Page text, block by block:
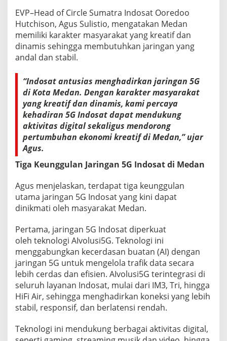
u
9
9
P
e
e
n
P
o
p
u
l
K
t
a
EVP–Head of Circle Sumatra Indosat Ooredoo
Hutchison, Agus Sulistio, mengatakan Medan
memiliki karakter masyarakat yang kreatif dan
dinamis sehingga membutuhkan jaringan yang
andal dan stabil.
“Indosat antusias menghadirkan jaringan 5G
di Kota Medan. Dengan karakter masyarakat
yang kreatif dan dinamis, kami percaya
kehadiran 5G Indosat dapat mendukung
aktivitas digital sekaligus mendorong
pertumbuhan ekonomi kreatif di Medan,” ujar
Agus.
Tiga Keunggulan Jaringan 5G Indosat di Medan
Agus menjelaskan, terdapat tiga keunggulan
utama jaringan 5G Indosat yang kini dapat
dinikmati oleh masyarakat Medan.
Pertama, jaringan 5G Indosat diperkuat
oleh teknologi AIvolusi5G. Teknologi ini
menggabungkan kecerdasan buatan (AI) dengan
jaringan 5G untuk mengelola trafik data secara
lebih cerdas dan efisien. AIvolusi5G terintegrasi di
seluruh layanan Indosat, mulai dari IM3, Tri, hingga
HiFi Air, sehingga menghadirkan koneksi yang lebih
stabil, responsif, dan berlatensi rendah.
Teknologi ini mendukung berbagai aktivitas digital,